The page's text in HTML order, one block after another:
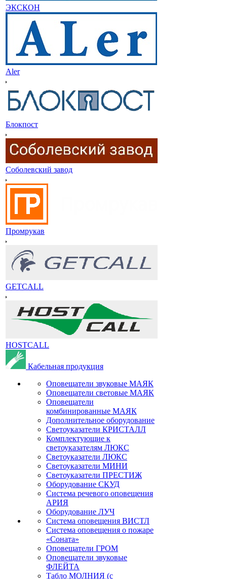
ЭКСКОН
Aler
Блокпост
Соболевский завод
Промрукав
GETCALL
HOSTCALL
Кабельная продукция
Оповещатели звуковые МАЯК
Оповещатели световые МАЯК
Оповещатели
комбинированные МАЯК
Дополнительное оборудование
Светоуказатели КРИСТАЛЛ
Комплектующие к
светоуказателям ЛЮКС
Светоуказатели ЛЮКС
Светоуказатели МИНИ
Светоуказатели ПРЕСТИЖ
Оборудование СКУД
Система речевого оповещения
АРИЯ
Оборудование ЛУЧ
Система оповещения ВИСТЛ
Система оповещения о пожаре
«Соната»
Оповещатели ГРОМ
Оповещатели звуковые
ФЛЕЙТА
Табло МОЛНИЯ (с